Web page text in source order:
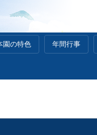
園の特色 年間行事